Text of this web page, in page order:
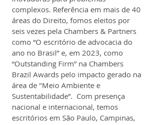
complexos. Referência em mais de 40
áreas do Direito, fomos eleitos por
seis vezes pela Chambers & Partners
como “O escritório de advocacia do
ano no Brasil” e, em 2023, como
“Outstanding Firm” na Chambers
Brazil Awards pelo impacto gerado na
área de "Meio Ambiente e
Sustentabilidade”.  Com presença
nacional e internacional, temos
escritórios em São Paulo, Campinas,